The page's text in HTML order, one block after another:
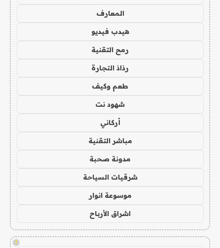
المعارف
هيدب فيديو
رمح التقنية
رذاذ التجارة
طعم وكيف
شهود نت
أركاني
مباشر التقنية
مدونة صحبة
شرقيات السياحة
موسوعة انوار
اشراق الأرباح
!